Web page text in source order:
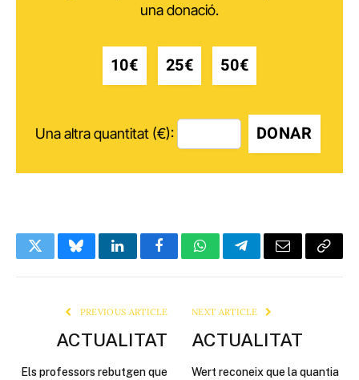
una donació.
10€ 25€ 50€
Una altra quantitat (€): DONAR
TwitterBlueskyLinkedInFacebookWhatsAppTelegramEmail Copy
PREVIOUS ARTICLE
ACTUALITAT
Els professors rebutgen que
NEXT ARTICLE
ACTUALITAT
Wert reconeix que la quantia